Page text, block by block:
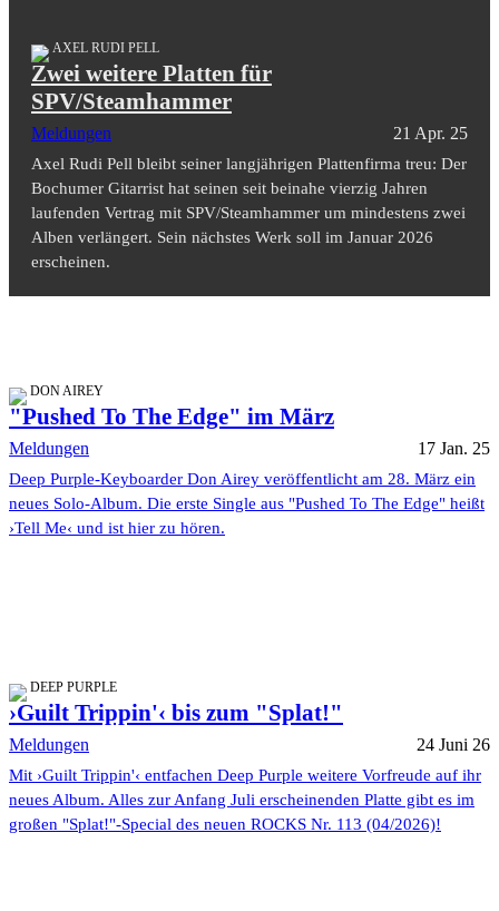
AXEL RUDI PELL
Zwei weitere Platten für
SPV/Steamhammer
Meldungen 21 Apr. 25
Axel Rudi Pell bleibt seiner langjährigen Plattenfirma treu: Der
Bochumer Gitarrist hat seinen seit beinahe vierzig Jahren
laufenden Vertrag mit SPV/Steamhammer um mindestens zwei
Alben verlängert. Sein nächstes Werk soll im Januar 2026
erscheinen.
DON AIREY
"Pushed To The Edge" im März
Meldungen 17 Jan. 25
Deep Purple-Keyboarder Don Airey veröffentlicht am 28. März ein
neues Solo-Album. Die erste Single aus "Pushed To The Edge" heißt
›Tell Me‹ und ist hier zu hören.
DEEP PURPLE
›Guilt Trippin'‹ bis zum "Splat!"
Meldungen 24 Juni 26
Mit ›Guilt Trippin'‹ entfachen Deep Purple weitere Vorfreude auf ihr
neues Album. Alles zur Anfang Juli erscheinenden Platte gibt es im
großen "Splat!"-Special des neuen ROCKS Nr. 113 (04/2026)!